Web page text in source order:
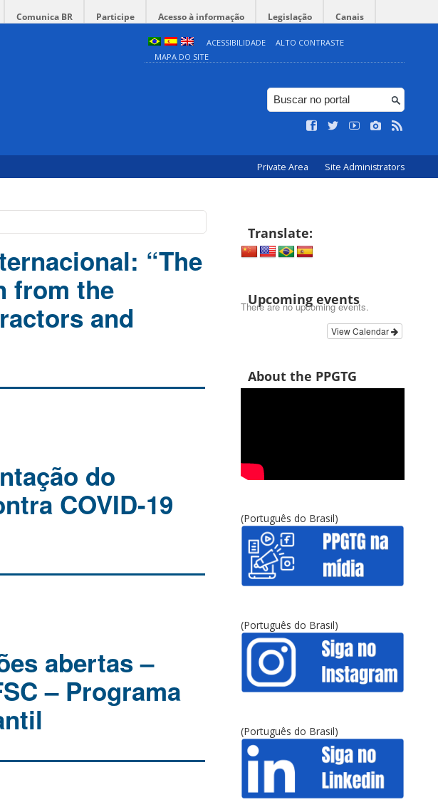
Comunica BR Participe Acesso à informação Legislação Canais
ACESSIBILIDADE
ALTO CONTRASTE
MAPA DO SITE
Private Area Site Administrators
“The
from the
and
do
COVID-19
abertas –
– Programa
Translate:
Upcoming events
There are no upcoming events.
View Calendar
About the PPGTG
(Português do Brasil)
(Português do Brasil)
(Português do Brasil)